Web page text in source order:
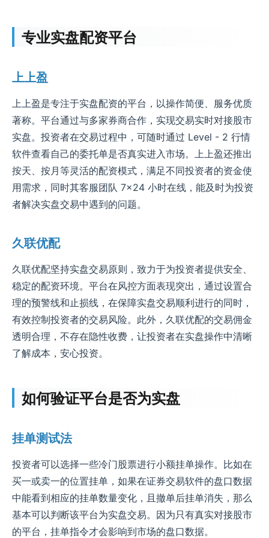
专业实盘配资平台
上上盈
上上盈是专注于实盘配资的平台，以操作简便、服务优质
著称。平台通过与多家券商合作，实现交易实时对接股市
实盘。投资者在交易过程中，可随时通过 Level - 2 行情
软件查看自己的委托单是否真实进入市场。上上盈还推出
按天、按月等灵活的配资模式，满足不同投资者的资金使
用需求，同时其客服团队 7×24 小时在线，能及时为投资
者解决实盘交易中遇到的问题。
久联优配
久联优配坚持实盘交易原则，致力于为投资者提供安全、
稳定的配资环境。平台在风控方面表现突出，通过设置合
理的预警线和止损线，在保障实盘交易顺利进行的同时，
有效控制投资者的交易风险。此外，久联优配的交易佣金
透明合理，不存在隐性收费，让投资者在实盘操作中清晰
了解成本，安心投资。
如何验证平台是否为实盘
挂单测试法
投资者可以选择一些冷门股票进行小额挂单操作。比如在
买一或卖一的位置挂单，如果在证券交易软件的盘口数据
中能看到相应的挂单数量变化，且撤单后挂单消失，那么
基本可以判断该平台为实盘交易。因为只有真实对接股市
的平台，挂单指令才会影响到市场的盘口数据。